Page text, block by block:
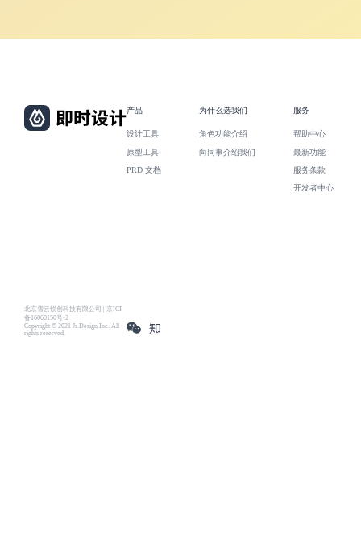
北京雪云锐创科技有限公司 | 京ICP
备16060150号-2
Copyright © 2021 Js.Design Inc. All
rights reserved.
产品
设计工具
原型工具
PRD 文档
为什么选我们
角色功能介绍
向同事介绍我们
服务
帮助中心
最新功能
服务条款
开发者中心